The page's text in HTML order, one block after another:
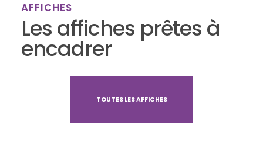
AFFICHES
Les affiches prêtes à
encadrer
TOUTES LES AFFICHES